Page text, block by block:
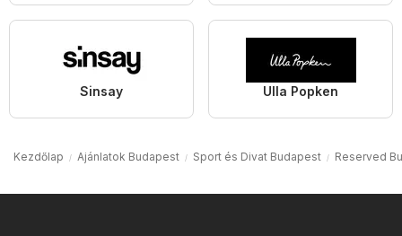
Sinsay Ulla Popken
Kezdőlap Ajánlatok Budapest Sport és Divat Budapest Reserved